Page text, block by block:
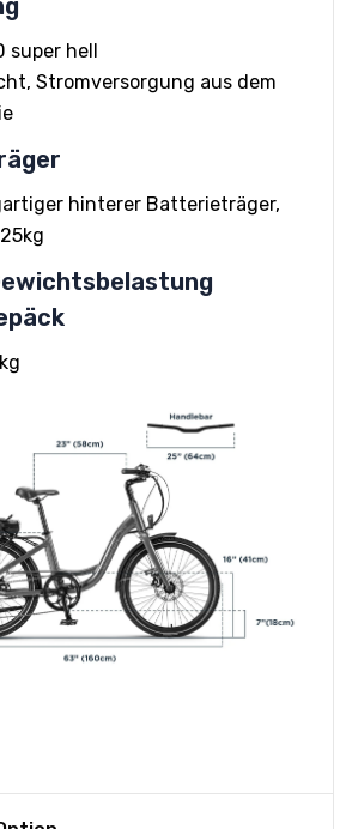
super hell
Stromversorgung aus dem
hinterer Batterieträger,